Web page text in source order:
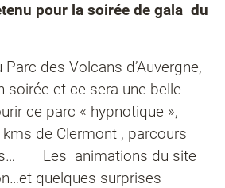
pour la soirée de gala du
des Volcans d’Auvergne,
et ce sera une belle
ce parc « hypnotique »,
de Clermont , parcours
Les animations du site
quelques surprises